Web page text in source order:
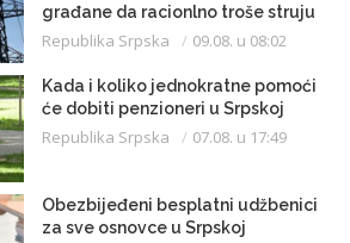
građane da racionlno troše struju
Republika Srpska 09.08. u 08:02
Kada i koliko jednokratne pomoći
će dobiti penzioneri u Srpskoj
Republika Srpska 07.08. u 17:49
Obezbijeđeni besplatni udžbenici
za sve osnovce u Srpskoj